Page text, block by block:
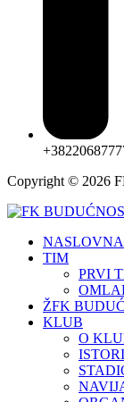
Copyright © 2026
NASLOVNA
TIM
PRVI
ŽFK
KLUB
O